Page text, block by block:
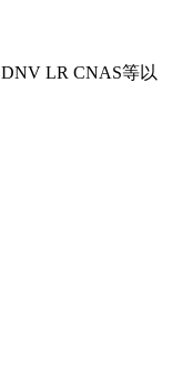
LR CNAS等以